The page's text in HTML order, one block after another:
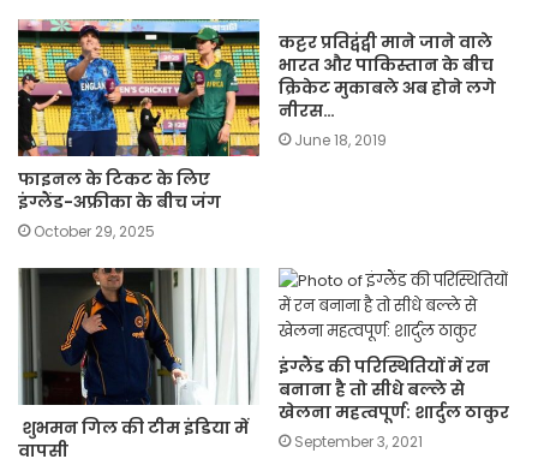
फाइनल के टिकट के लिए
इंग्लैंड-अफ्रीका के बीच जंग
October 29, 2025
कट्टर प्रतिद्वंद्वी माने जाने वाले
भारत और पाकिस्तान के बीच
क्रिकेट मुकाबले अब होने लगे
नीरस…
June 18, 2019
शुभमन गिल की टीम इंडिया में
वापसी
इंग्लैंड की परिस्थितियों में रन
बनाना है तो सीधे बल्ले से
खेलना महत्वपूर्ण: शार्दुल ठाकुर
September 3, 2021